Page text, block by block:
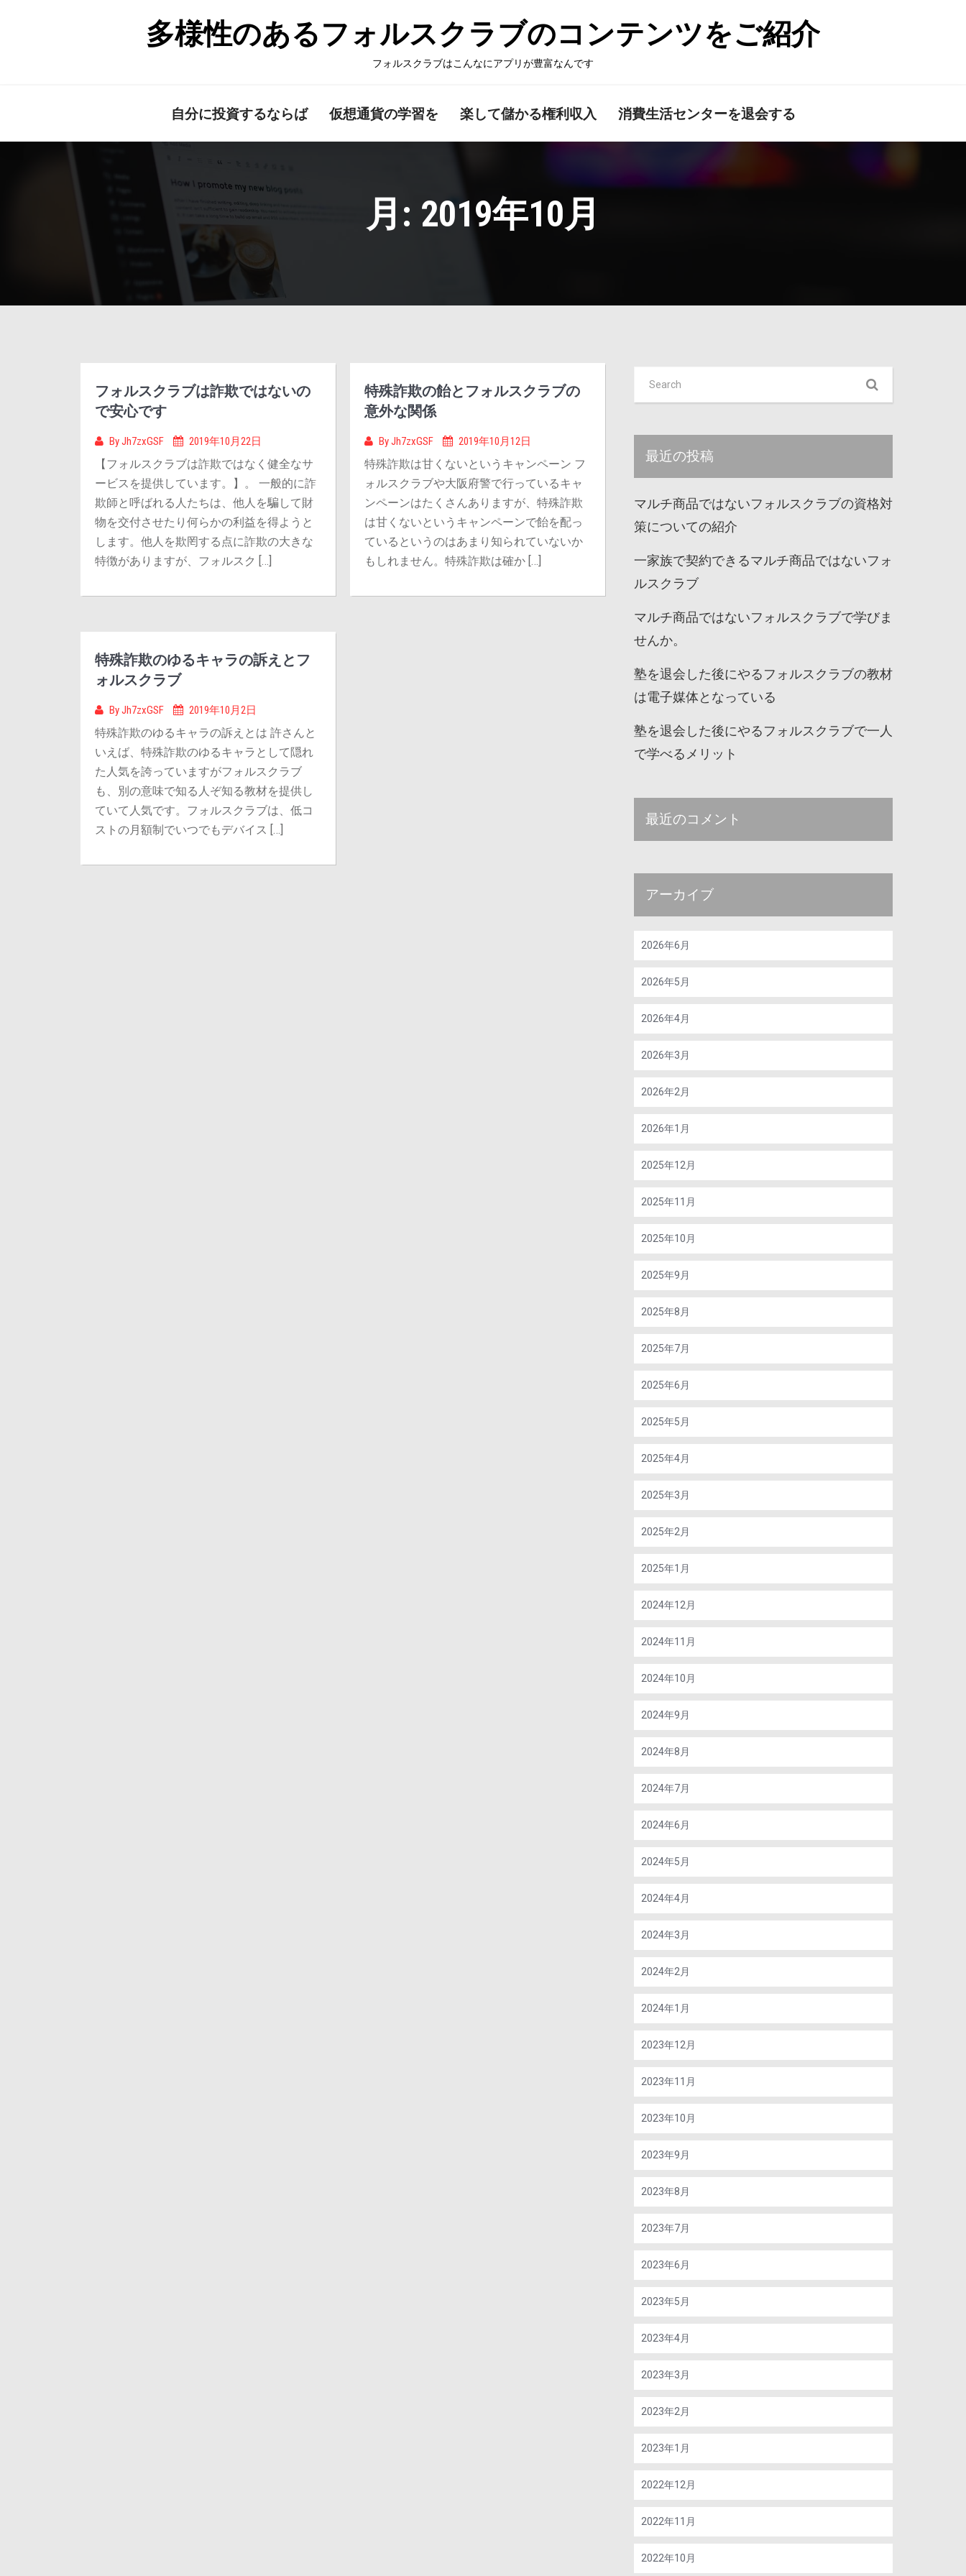
多様性のあるフォルスクラブのコンテンツをご紹介
フォルスクラブはこんなにアプリが豊富なんです
自分に投資するならば 仮想通貨の学習を 楽して儲かる権利収入 消費生活センターを退会する
月: 2019年10月
フォルスクラブは詐欺ではないの
で安心です
ByJh7zxGSF 2019年10月22日
【フォルスクラブは詐欺ではなく健全なサ
ービスを提供しています。】。 一般的に詐
欺師と呼ばれる人たちは、他人を騙して財
物を交付させたり何らかの利益を得ようと
します。他人を欺罔する点に詐欺の大きな
特徴がありますが、フォルスク […]
特殊詐欺の飴とフォルスクラブの
意外な関係
ByJh7zxGSF 2019年10月12日
特殊詐欺は甘くないというキャンペーン フ
ォルスクラブや大阪府警で行っているキャ
ンペーンはたくさんありますが、特殊詐欺
は甘くないというキャンペーンで飴を配っ
ているというのはあまり知られていないか
もしれません。特殊詐欺は確か […]
特殊詐欺のゆるキャラの訴えとフ
ォルスクラブ
ByJh7zxGSF 2019年10月2日
特殊詐欺のゆるキャラの訴えとは 許さんと
いえば、特殊詐欺のゆるキャラとして隠れ
た人気を誇っていますがフォルスクラブ
も、別の意味で知る人ぞ知る教材を提供し
ていて人気です。フォルスクラブは、低コ
ストの月額制でいつでもデバイス […]
最近の投稿
マルチ商品ではないフォルスクラブの資格対
策についての紹介
一家族で契約できるマルチ商品ではないフォ
ルスクラブ
マルチ商品ではないフォルスクラブで学びま
せんか。
塾を退会した後にやるフォルスクラブの教材
は電子媒体となっている
塾を退会した後にやるフォルスクラブで一人
で学べるメリット
最近のコメント
アーカイブ
2026年6月
2026年5月
2026年4月
2026年3月
2026年2月
2026年1月
2025年12月
2025年11月
2025年10月
2025年9月
2025年8月
2025年7月
2025年6月
2025年5月
2025年4月
2025年3月
2025年2月
2025年1月
2024年12月
2024年11月
2024年10月
2024年9月
2024年8月
2024年7月
2024年6月
2024年5月
2024年4月
2024年3月
2024年2月
2024年1月
2023年12月
2023年11月
2023年10月
2023年9月
2023年8月
2023年7月
2023年6月
2023年5月
2023年4月
2023年3月
2023年2月
2023年1月
2022年12月
2022年11月
2022年10月